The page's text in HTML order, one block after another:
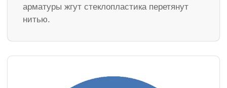
арматуры жгут стеклопластика перетянут
нитью.